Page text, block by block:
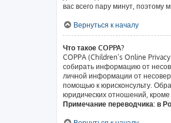
вас всего пару минут, поэтому
Вернуться к началу
Что такое COPPA?
COPPA (Children’s Online
собирать информацию от
личной информации от
помощью к юрисконсульту.
юридических отношений, кроме
Примечание переводчика: в